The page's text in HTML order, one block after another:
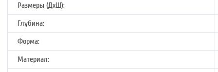
Размеры (ДхШ):
Глубина:
Форма:
Материал: